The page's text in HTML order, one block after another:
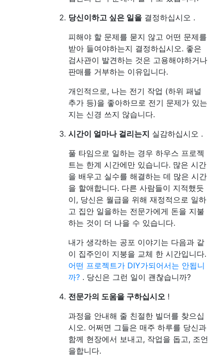
당신이하고 싶은 일을 결정하십시오 .
피해야 할 문제를 묻지 않고 어떤 문제를
받아 들여야하는지 결정하십시오. 좋은
검사관이 발견하는 것은 고용해야하거나
판매를 거부하는 이유입니다.
개인적으로, 나는 전기 작업 (하위 패널
추가 등)을 좋아하므로 전기 문제가 있는
지는 신경 쓰지 않습니다.
시간이 얼마나 걸리는지 실감하십시오 .
풀 타임으로 일하는 경우 하우스 프로젝
트는 한계 시간에만 있습니다. 많은 시간
을 배우고 실수를 해결하는 데 많은 시간
을 할애합니다. 다른 사람들이 지적했듯
이, 당신은 월급을 위해 재정적으로 일하
고 집안 일을하는 전문가에게 돈을 지불
하는 것이 더 나을 수 있습니다.
내가 생각하는 공포 이야기는 다음과 같
이 집주인이 지붕을 교체 한 시간입니다.
어떤 프로젝트가 DIY가되어서는 안됩니
까? . 당신은 그런 일이 괜찮습니까?
전문가의 도움을 구하십시오 !
과정을 안내해 줄 친절한 빌더를 찾으십
시오. 어쩌면 그들은 매주 하루를 당신과
함께 현장에서 보내고, 작업을 돕고, 조언
을합니다.